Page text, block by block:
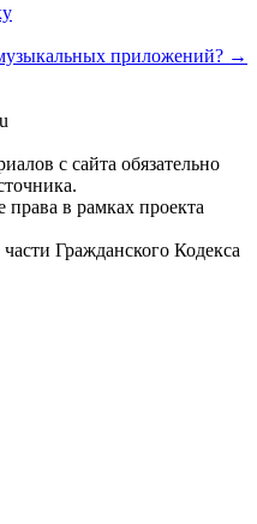
приложений? →
с сайта обязательно
в рамках проекта
Гражданского Кодекса